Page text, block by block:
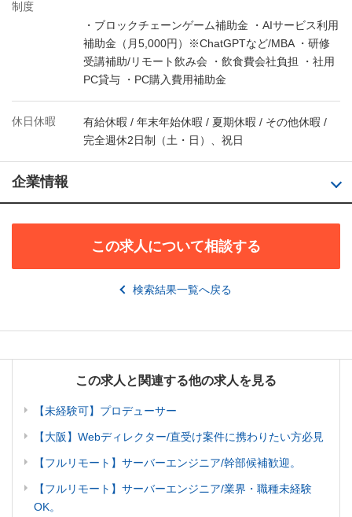
制度
・ブロックチェーンゲーム補助金 ・AIサービス利用
補助金（月5,000円）※ChatGPTなど/MBA ・研修
受講補助/リモート飲み会 ・飲食費会社負担 ・社用
PC貸与 ・PC購入費用補助金
休日休暇
有給休暇 / 年末年始休暇 / 夏期休暇 / その他休暇 /
完全週休2日制（土・日）、祝日
企業情報
この求人について相談する
検索結果一覧へ戻る
この求人と関連する他の求人を見る
【未経験可】プロデューサー
【大阪】Webディレクター/直受け案件に携わりたい方必見
【フルリモート】サーバーエンジニア/幹部候補歓迎。
【フルリモート】サーバーエンジニア/業界・職種未経験
OK。